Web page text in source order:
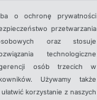
o ochronę prywatności
przetwarzania
oraz stosuje
technologiczne
osób trzecich w
Używamy także
korzystanie z naszych